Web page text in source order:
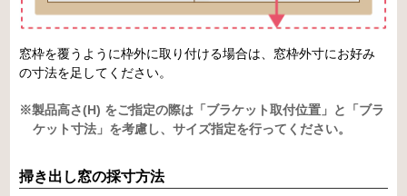
窓枠を覆うように枠外に取り付ける場合は、窓枠外寸にお好み
の寸法を足してください。
※製品高さ(H) をご指定の際は「ブラケット取付位置」と「ブラ
ケット寸法」を考慮し、サイズ指定を行ってください。
掃き出し窓の採寸方法